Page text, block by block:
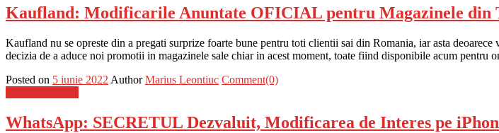
Kaufland: Modificarile Anuntate OFICIAL pentru Magazinele din
Kaufland nu se opreste din a pregati surprize foarte bune pentru toti clientii sai din Romania, iar asta
decizia de a aduce noi promotii in magazinele sale chiar in acest moment, toate fiind disponibile acum
Posted on 5 iunie 2022 Author Marius Leontiuc Comment(0)
WhatsApp: SECRETUL Dezvaluit, Modificarea de Interes pe